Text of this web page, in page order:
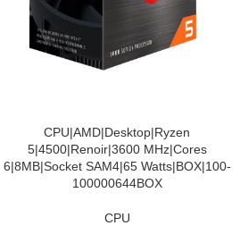
LASĪT VAIRĀKCPU|AMD|Desktop|Ryzen
5|4500|Renoir|3600 MHz|Cores
6|8MB|Socket SAM4|65 Watts|BOX|100-
100000644BOX
CPU